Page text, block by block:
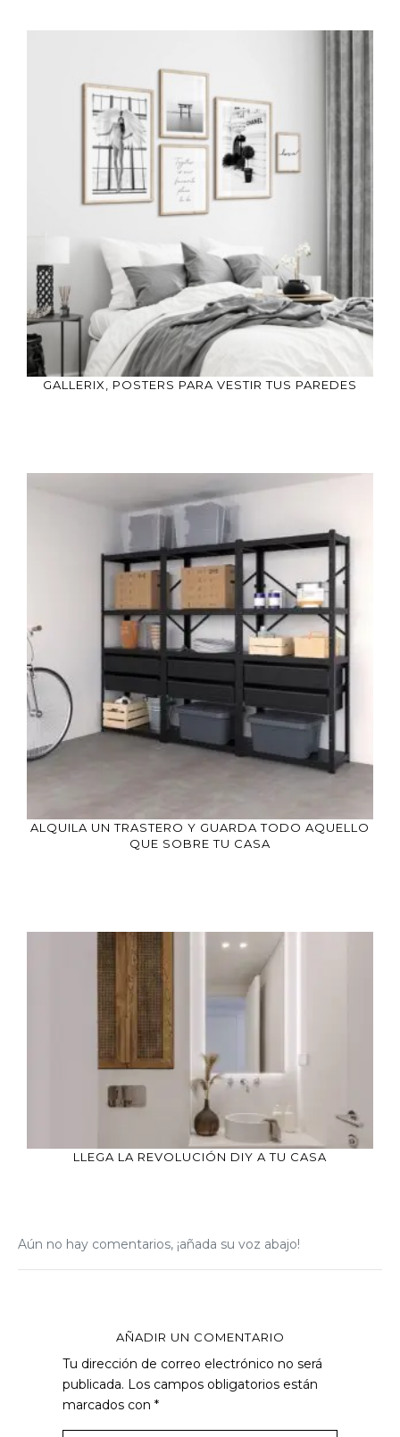
GALLERIX, POSTERS PARA VESTIR TUS PAREDES
ALQUILA UN TRASTERO Y GUARDA TODO AQUELLO
QUE SOBRE TU CASA
LLEGA LA REVOLUCIÓN DIY A TU CASA
Aún no hay comentarios, ¡añada su voz abajo!
AÑADIR UN COMENTARIO
Tu dirección de correo electrónico no será
publicada. Los campos obligatorios están
marcados con *